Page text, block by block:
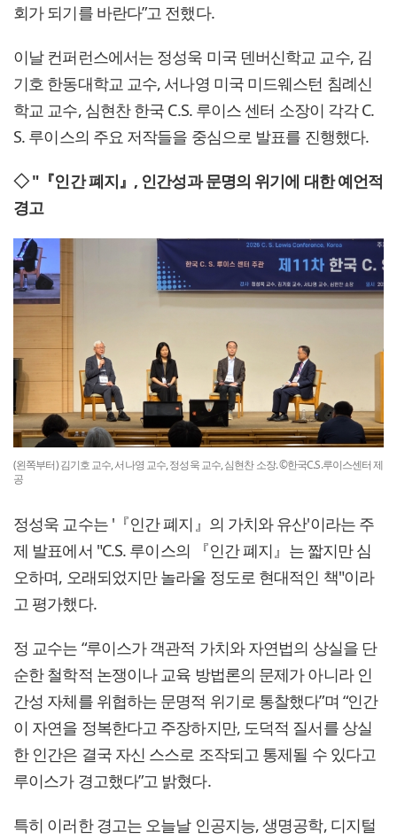
회가 되기를 바란다”고 전했다.
이날 컨퍼런스에서는 정성욱 미국 덴버신학교 교수, 김
기호 한동대학교 교수, 서나영 미국 미드웨스턴 침례신
학교 교수, 심현찬 한국 C.S. 루이스 센터 소장이 각각 C.
S. 루이스의 주요 저작들을 중심으로 발표를 진행했다.
◇ "『인간 폐지』, 인간성과 문명의 위기에 대한 예언적
경고
(왼쪽부터) 김기호 교수, 서나영 교수, 정성욱 교수, 심현찬 소장. ©한국C.S.루이스센터 제
공
정성욱 교수는 '『인간 폐지』의 가치와 유산'이라는 주
제 발표에서 "C.S. 루이스의 『인간 폐지』는 짧지만 심
오하며, 오래되었지만 놀라울 정도로 현대적인 책"이라
고 평가했다.
정 교수는 “루이스가 객관적 가치와 자연법의 상실을 단
순한 철학적 논쟁이나 교육 방법론의 문제가 아니라 인
간성 자체를 위협하는 문명적 위기로 통찰했다”며 “인간
이 자연을 정복한다고 주장하지만, 도덕적 질서를 상실
한 인간은 결국 자신 스스로 조작되고 통제될 수 있다고
루이스가 경고했다”고 밝혔다.
특히 이러한 경고는 오늘날 인공지능, 생명공학, 디지털